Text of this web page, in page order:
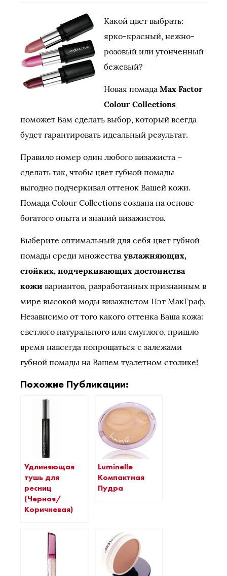
Какой цвет выбрать:
ярко-красный, нежно-
розовый или утонченный
бежевый?
Новая помада Max Factor
Colour Collections
поможет Вам сделать выбор, который всегда
будет гарантировать идеальный результат.
Правило номер один любого визажиста –
сделать так, чтобы цвет губной помады
выгодно подчеркивал оттенок Вашей кожи.
Помада Colour Collections создана на основе
богатого опыта и знаний визажистов.
Выберите оптимальный для себя цвет губной
помады среди множества увлажняющих,
стойких, подчеркивающих достоинства
кожи вариантов, разработанных признанным в
мире высокой моды визажистом Пэт МакГраф.
Независимо от того какого оттенка Ваша кожа:
светлого натурального или смуглого, пришло
время навсегда попрощаться с залежами
губной помады на Вашем туалетном столике!
Похожие Публикации:
Удлиняющая
тушь для
ресниц
(Черная/
Коричневая)
Luminelle
Компактная
Пудра